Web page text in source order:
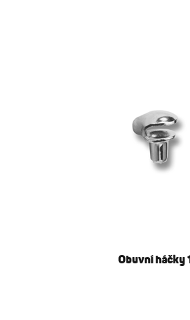
Obuvní háčky